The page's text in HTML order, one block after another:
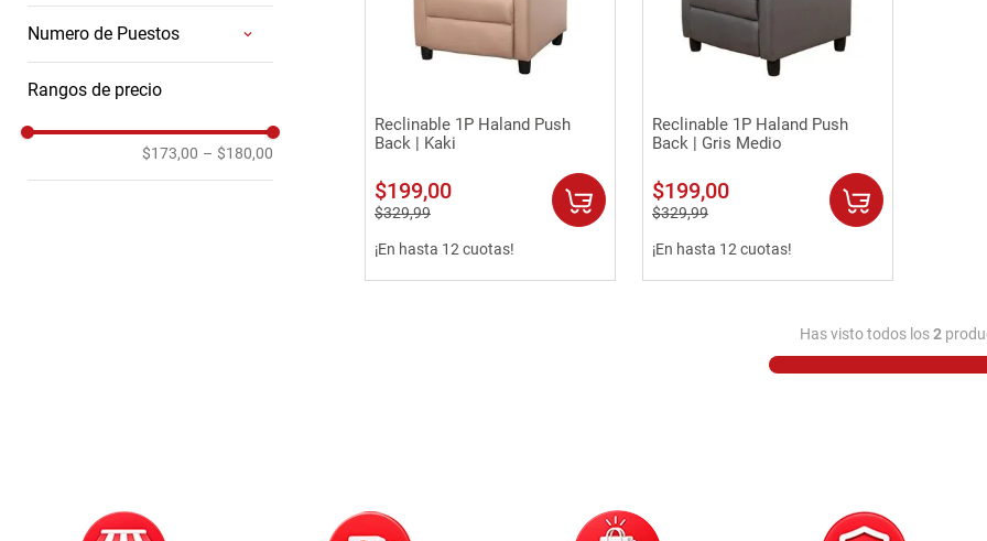
Numero de Puestos
Rangos de precio
$173,00 – $180,00
Vista rápida
Reclinable 1P Haland Push
Back | Kaki
$199,00
$329,99
¡En hasta 12 cuotas!
Vista rápida
Reclinable 1P Haland Push
Back | Gris Medio
$199,00
$329,99
¡En hasta 12 cuotas!
Has visto todos los2